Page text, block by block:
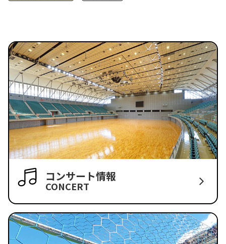
コンサート情報
CONCERT